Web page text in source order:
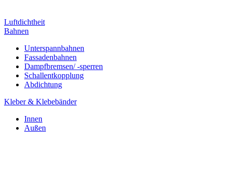
Luftdichtheit
Bahnen
Unterspannbahnen
Fassadenbahnen
Dampfbremsen/ -sperren
Schallentkopplung
Abdichtung
Kleber & Klebebänder
Innen
Außen